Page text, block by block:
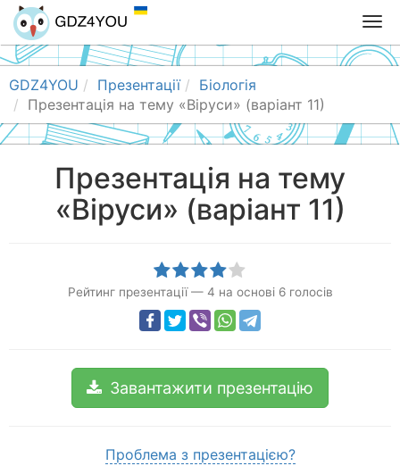
T
o
g
e
n
GDZ4YOU Презентації
Біологія
Презентація на тему «Віруси» (варіант 11)
Презентація на тему
«Віруси» (варіант 11)
Рейтинг презентації — 4 на основі 6голосів
Завантажити презентацію
Проблема з презентацією?